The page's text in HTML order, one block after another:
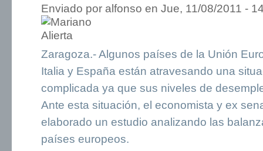
Enviado por alfonso en Jue, 11/08/2011 -
Zaragoza.- Algunos países de la Unión
Italia y España están atravesando una
complicada ya que sus niveles de
Ante esta situación, el economista y ex
elaborado un estudio analizando las
países europeos.